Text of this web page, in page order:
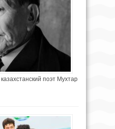
поэт Мухтар